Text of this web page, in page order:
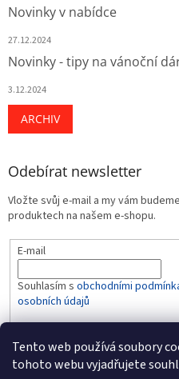
Tento web používá soubory
tohoto webu vyjadřujete
Novinky v nabídce
27.12.2024
Novinky - tipy na vánoční
3.12.2024
ARCHIV
Odebírat newsletter
Vložte svůj e-mail a my vám
produktech na našem e-shopu.
E-mail
Souhlasím s obchodními
osobních údajů
PŘIHLÁSIT SE